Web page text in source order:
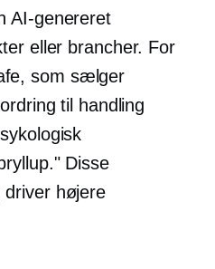
AI-genereret
eller brancher. For
som sælger
til handling
Disse
driver højere